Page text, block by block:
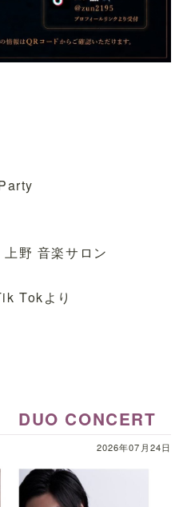
野 音楽サロン
Tokより
DUO CONCERT
2026年07月24日